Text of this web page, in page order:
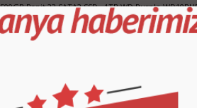
1TB WD Purple WD10PURX SATA3
Hard Disk
500GB
Cache 3.5"